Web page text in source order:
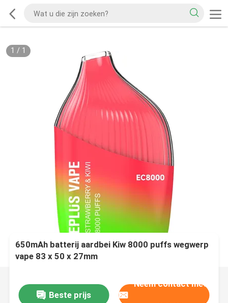
1 / 1
650mAh batterij aardbei Kiw 8000 puffs wegwerp
vape 83 x 50 x 27mm
Beste prijs
Neem contact met